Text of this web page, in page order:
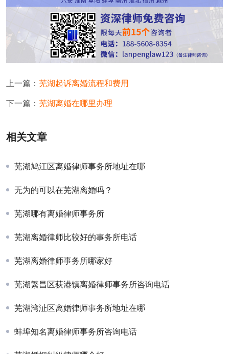
上一篇： 芜湖起诉离婚流程和费用
下一篇： 芜湖离婚在哪里办理
相关文章
芜湖鸠江区离婚律师事务所地址在哪
无为的可以在芜湖离婚吗？
芜湖哪有离婚律师事务所
芜湖离婚律师比较好的事务所电话
芜湖离婚律师事务所哪家好
芜湖繁昌区荻港镇离婚律师事务所咨询电话
芜湖湾沚区离婚律师事务所地址在哪
蚌埠知名离婚律师事务所咨询电话